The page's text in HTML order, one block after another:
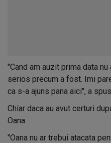
"Cand am auzit prima data
serios precum a fost. Imi
ca s-a ajuns pana aici", a spus
Chiar daca au avut certuri
Oana.
"Oana nu ar trebui atacata